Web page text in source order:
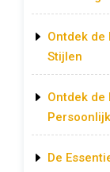
Ontdek de
Stijlen
Ontdek de
De